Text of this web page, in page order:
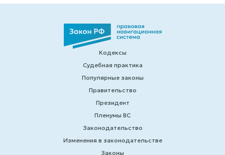
Кодексы
Судебная практика
Популярные законы
Правительство
Президент
Пленумы ВС
Законодательство
Изменения в законодательстве
Законы